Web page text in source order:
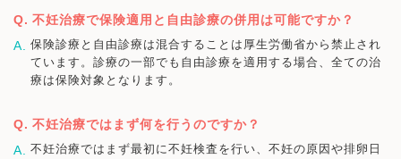
不妊治療で保険適用と自由診療の併用は可能ですか？
保険診療と自由診療は混合することは厚生労働省から禁止され
ています。診療の一部でも自由診療を適用する場合、全ての治
療は保険対象となります。
不妊治療ではまず何を行うのですか？
不妊治療ではまず最初に不妊検査を行い、不妊の原因や排卵日